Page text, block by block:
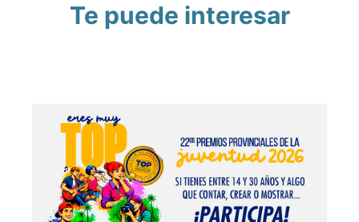
Te puede interesar